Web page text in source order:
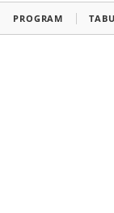
PROGRAM